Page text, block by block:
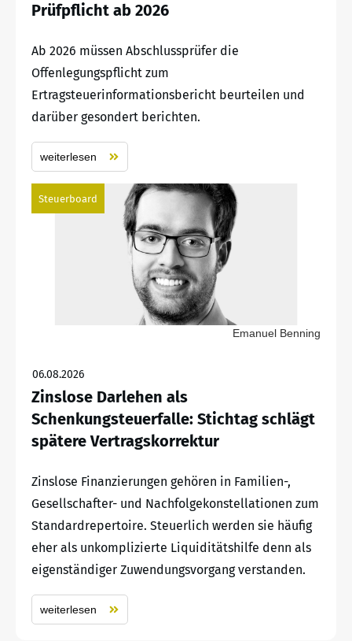
Prüfpflicht ab 2026
Ab 2026 müssen Abschlussprüfer die
Offenlegungspflicht zum
Ertragsteuerinformationsbericht beurteilen und
darüber gesondert berichten.
weiterlesen
Steuerboard
Emanuel Benning
06.08.2026
Zinslose Darlehen als
Schenkungsteuerfalle: Stichtag schlägt
spätere Vertragskorrektur
Zinslose Finanzierungen gehören in Familien-,
Gesellschafter- und Nachfolgekonstellationen zum
Standardrepertoire. Steuerlich werden sie häufig
eher als unkomplizierte Liquiditätshilfe denn als
eigenständiger Zuwendungsvorgang verstanden.
weiterlesen